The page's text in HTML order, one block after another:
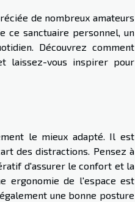
de nombreux amateurs
ce sanctuaire personnel, un
Découvrez comment
laissez-vous inspirer pour
le mieux adapté. Il est
des distractions. Pensez à
d'assurer le confort et la
ergonomie de l'espace est
une bonne posture